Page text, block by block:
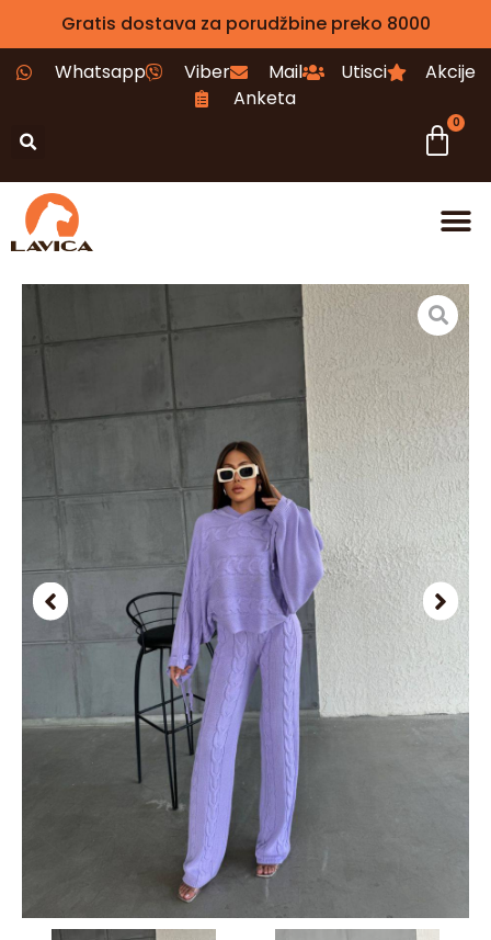
Gratis dostava za porudžbine preko 8000
Whatsapp
Viber Mail Utisci
Akcije
Anketa
0